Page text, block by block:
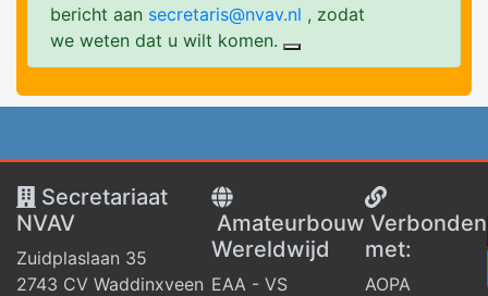
bericht aan secretaris@nvav.nl , zodat
we weten dat u wilt komen.
Secretariaat
NVAV
Zuidplaslaan 35
2743 CV Waddinxveen
Amateurbouw
Wereldwijd
EAA - VS
Verbonden
met:
AOPA